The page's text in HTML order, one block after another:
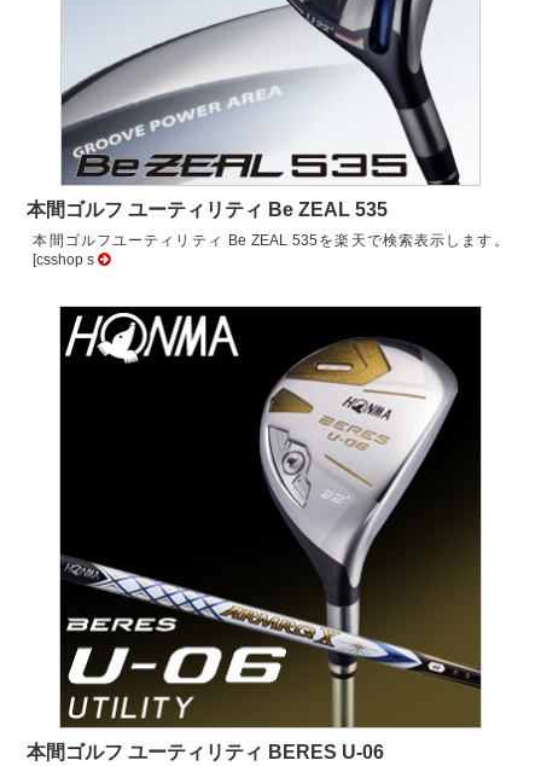
本間ゴルフ ユーティリティ Be ZEAL 535
本間ゴルフユーティリティ Be ZEAL 535を楽天で検索表示します。
[csshop s
本間ゴルフ ユーティリティ BERES U-06